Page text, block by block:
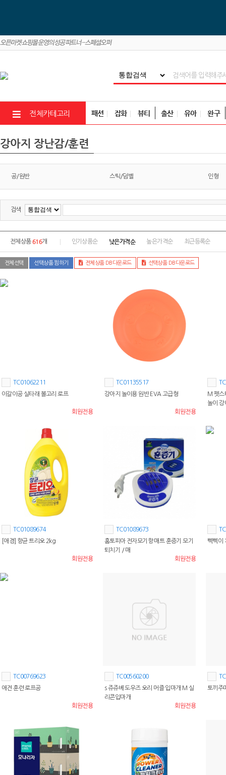
전체카테고리 패션 잡화 뷰티 출산 유아 완구
강아지 장난감/훈련
공/원반 스틱/덤벨 인형
검색
전체상품616개 인기상품순 낮은가격순 높은가격순 최근등록순
전체선택 선택상품 찜하기 전체상품 DB다운로드 선택상품 DB다운로드
TC01062211
이갈이공 실타래 볼고리 로프
회원전용
TC01135517
강아지 놀이용 원반 EVA 고급형
회원전용
M 펫스
놀이 강
TC01089674
[애경] 향균 트리오 2kg
회원전용
TC01089673
홈토피아 전자모기향 매트 훈증기 모기
퇴치기 / 매
회원전용
삑삑이
TC00769623
애견 훈련 로프공
회원전용
TC00560200
s 쥬쥬베 도우즈 오리 머즐 입마개 M 실
리콘입마개
회원전용
토끼주